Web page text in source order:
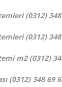
(0312) 348
(0312) 348
m2 (0312)
(0312) 348 69